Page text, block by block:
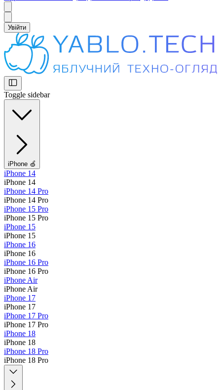
Увійти
Toggle sidebar
iPhone 🍏
iPhone 14
iPhone 14
iPhone 14 Pro
iPhone 14 Pro
iPhone 15 Pro
iPhone 15 Pro
iPhone 15
iPhone 15
iPhone 16
iPhone 16
iPhone 16 Pro
iPhone 16 Pro
iPhone Air
iPhone Air
iPhone 17
iPhone 17
iPhone 17 Pro
iPhone 17 Pro
iPhone 18
iPhone 18
iPhone 18 Pro
iPhone 18 Pro